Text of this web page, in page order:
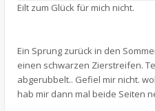
Eilt zum Glück für mich nicht.
Ein Sprung zurück in den
einen schwarzen Zierstreifen.
abgerubbelt.. Gefiel mir nicht.
hab mir dann mal beide Seiten